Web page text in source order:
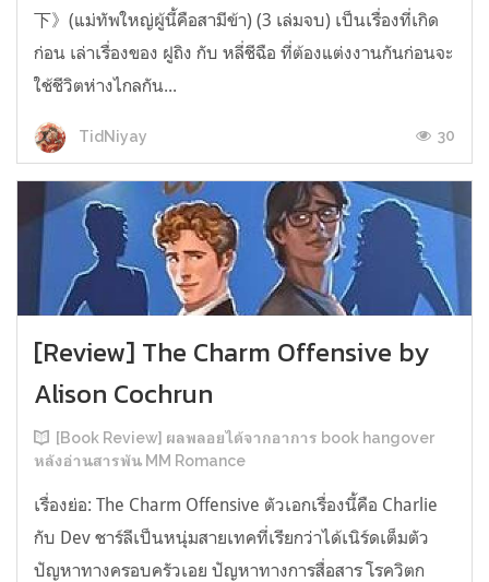
下》(แม่ทัพใหญ่ผู้นี้คือสามีข้า) (3 เล่มจบ) เป็นเรื่องที่เกิด
ก่อน เล่าเรื่องของ ฝูถิง กับ หลี่ชีฉือ ที่ต้องแต่งงานกันก่อนจะ
ใช้ชีวิตห่างไกลกัน...
TidNiyay 30
[Review] The Charm Offensive by
Alison Cochrun
[Book Review] ผลพลอยได้จากอาการ book hangover
หลังอ่านสารพัน MM Romance
เรื่องย่อ: The Charm Offensive ตัวเอกเรื่องนี้คือ Charlie
กับ Dev ชาร์ลีเป็นหนุ่มสายเทคที่เรียกว่าได้เนิร์ดเต็มตัว
ปัญหาทางครอบครัวเอย ปัญหาทางการสื่อสาร โรควิตก